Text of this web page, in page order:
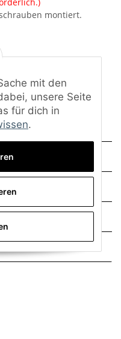
montiert.
mit den
unsere Seite
für dich in
.